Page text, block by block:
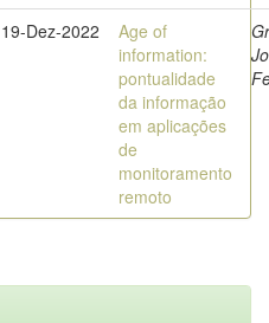
19-Dez-2022
Age of
information:
pontualidade
da informação
em aplicações
de
monitoramento
remoto